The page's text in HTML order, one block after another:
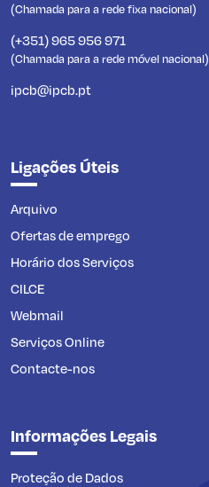
(Chamada para a rede fixa nacional)
(+351) 965 956 971
(Chamada para a rede móvel nacional)
ipcb@ipcb.pt
Ligações Úteis
Arquivo
Ofertas de emprego
Horário dos Serviços
CILCE
Webmail
Serviços Online
Contacte-nos
Informações Legais
Proteção de Dados